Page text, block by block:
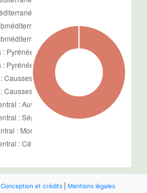
Conception et crédits| Mentions légales